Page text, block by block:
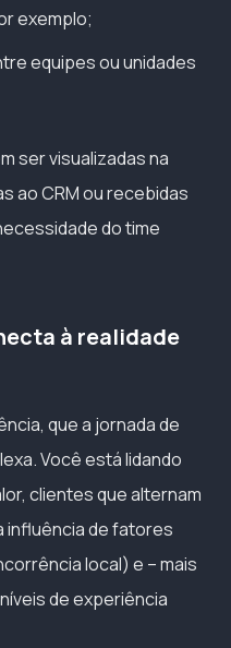
exemplo;
equipes ou unidades
ser visualizadas na
ao CRM ou recebidas
do time
à realidade
que a jornada de
Você está lidando
clientes que alternam
influência de fatores
local) e – mais
de experiência